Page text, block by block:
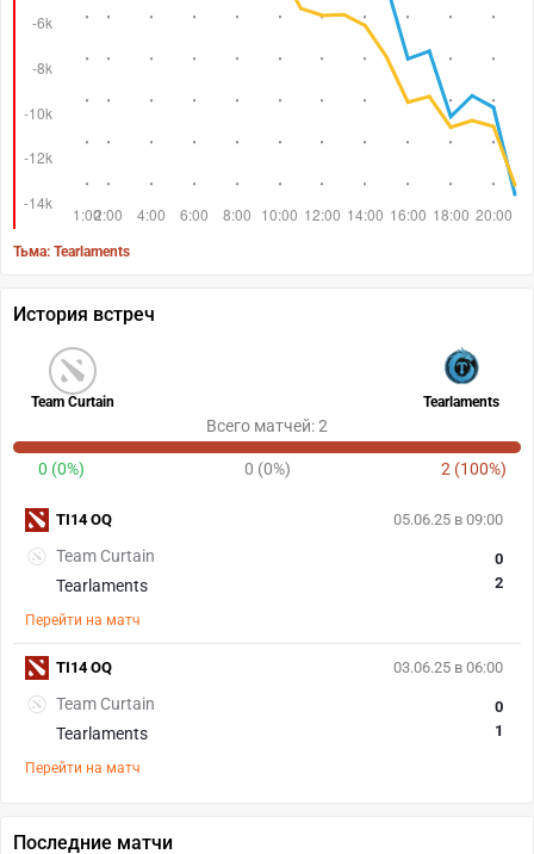
Тьма: Tearlaments
История встреч
Team Curtain Tearlaments
Всего матчей: 2
0 (0%) 0 (0%) 2 (100%)
05.06.25 в 09:00
Team Curtain
Tearlaments
0
2
Перейти на матч
TI14 OQ
03.06.25 в 06:00
Team Curtain
Tearlaments
0
1
Перейти на матч
TI14 OQ
Последние матчи